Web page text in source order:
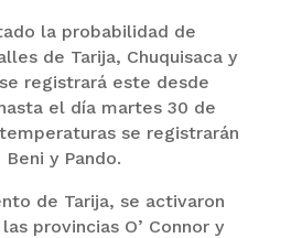
la probabilidad de
de Tarija, Chuquisaca y
registrará este desde
el día martes 30 de
se registrarán
y Pando.
de Tarija, se activaron
provincias O’ Connor y